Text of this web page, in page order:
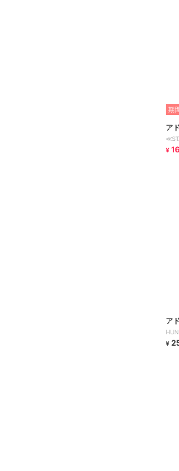
期
ア
¥
ア
¥